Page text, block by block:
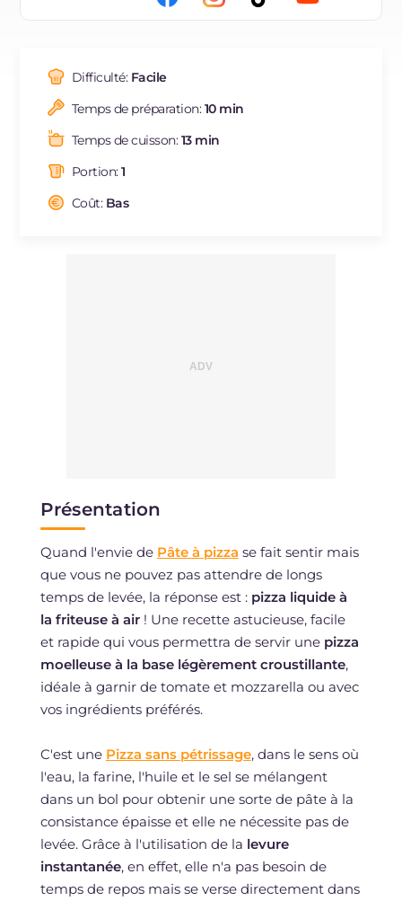
DE
BR
NL
Difficulté: Facile
Temps de préparation:10 min
Temps de cuisson:13 min
Portion:1
Coût: Bas
Présentation
Quand l'envie de Pâte à pizza se fait sentir mais
que vous ne pouvez pas attendre de longs
temps de levée, la réponse est : pizza liquide à
la friteuse à air! Une recette astucieuse, facile
et rapide qui vous permettra de servir une pizza
moelleuse à la base légèrement croustillante,
idéale à garnir de tomate et mozzarella ou avec
vos ingrédients préférés.
C'est une Pizza sans pétrissage, dans le sens où
l'eau, la farine, l'huile et le sel se mélangent
dans un bol pour obtenir une sorte de pâte à la
consistance épaisse et elle ne nécessite pas de
levée. Grâce à l'utilisation de la levure
instantanée, en effet, elle n'a pas besoin de
temps de repos mais se verse directement dans